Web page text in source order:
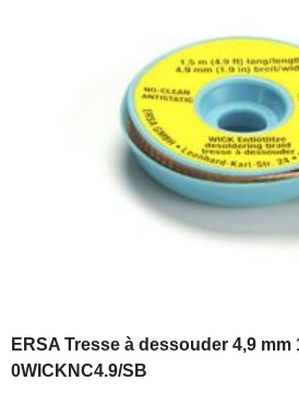
ERSA Tresse à dessouder 4,9 mm
0WICKNC4.9/SB